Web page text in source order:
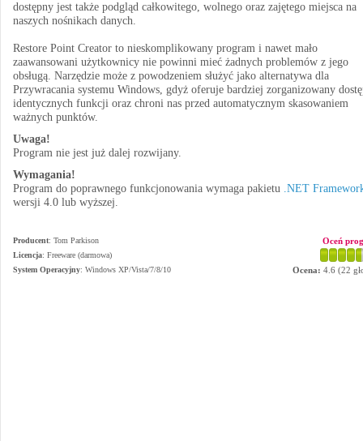
dostępny jest także podgląd całkowitego, wolnego oraz zajętego miejsca na
naszych nośnikach danych.
Restore Point Creator to nieskomplikowany program i nawet mało
zaawansowani użytkownicy nie powinni mieć żadnych problemów z jego
obsługą. Narzędzie może z powodzeniem służyć jako alternatywa dla
Przywracania systemu Windows, gdyż oferuje bardziej zorganizowany
identycznych funkcji oraz chroni nas przed automatycznym skasowaniem
ważnych punktów.
Uwaga!
Program nie jest już dalej rozwijany.
Wymagania!
Program do poprawnego funkcjonowania wymaga pakietu .NET
wersji 4.0 lub wyższej.
Producent: Tom Parkison
Licencja: Freeware (darmowa)
System Operacyjny: Windows XP/Vista/7/8/10
Oceń
Ocena: 4.6 (22